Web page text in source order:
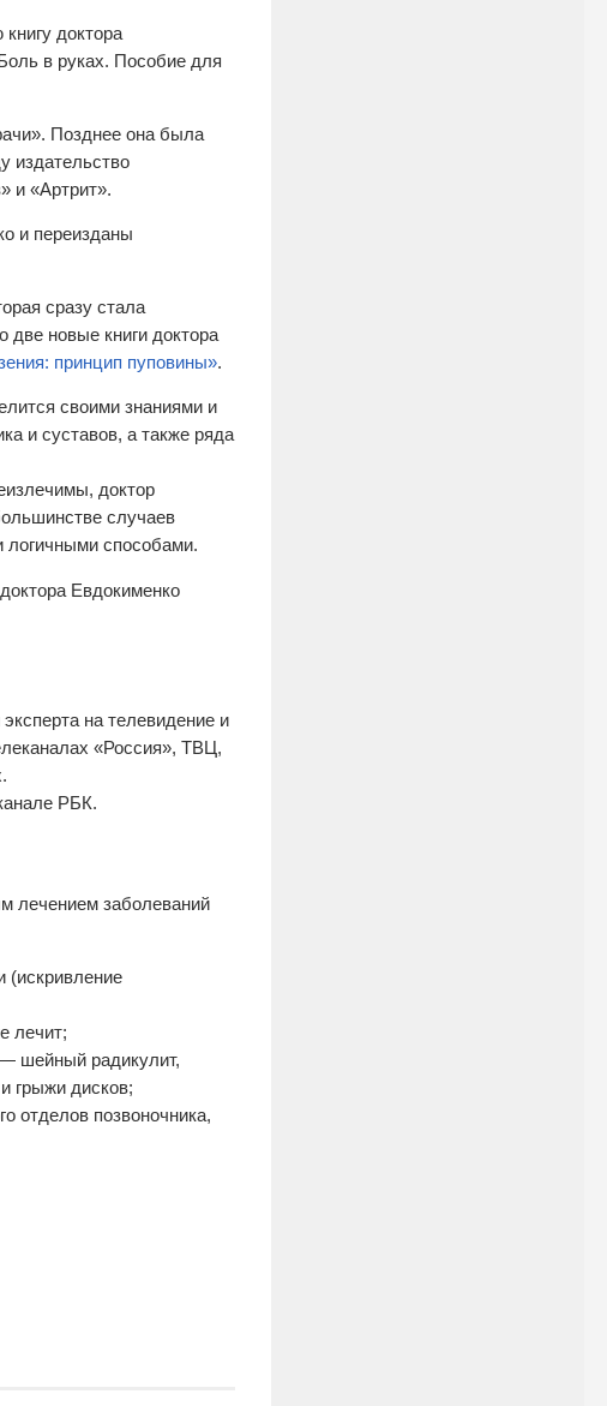
доктора
в руках. Пособие для
Позднее она была
издательство
и «Артрит».
и переизданы
сразу стала
две новые книги доктора
принцип пуповины».
своими знаниями и
и суставов, а также ряда
доктор
случаев
логичными способами.
Евдокименко
на телевидение и
«Россия», ТВЦ,
РБК.
лечением заболеваний
(искривление
лечит;
шейный радикулит,
грыжи дисков;
отделов позвоночника,